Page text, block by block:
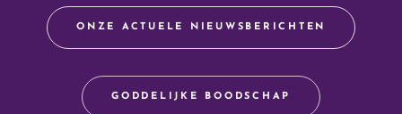
ONZE ACTUELE NIEUWSBERICHTEN
GODDELIJKE BOODSCHAP